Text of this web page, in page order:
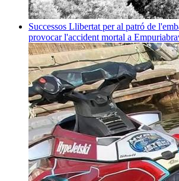
Successos Llibertat per al patró de
provocar l'accident mortal a